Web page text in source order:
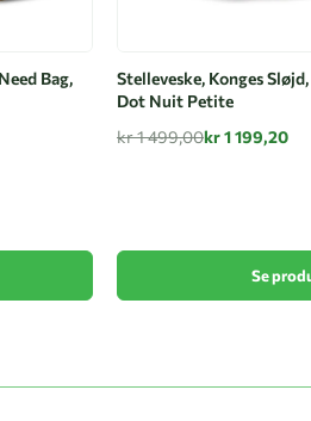
Bag,
Stelleveske, Konges
Dot Nuit Petite
kr 1 499,00kr 1 199,20
Se